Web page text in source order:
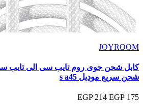
JOYROOM
شحن سريع موديل s a45
175 EGP
214 EGP